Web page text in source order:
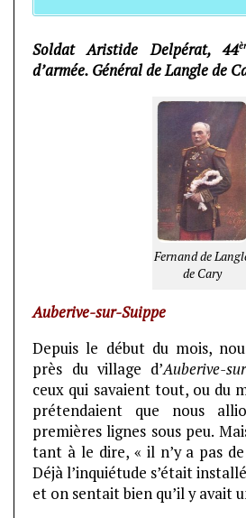
Soldat Aristide Delpérat, 44
d’armée. Général de Langle de
Fernand de
de Cary
Auberive-sur-Suippe
Depuis le début du mois,
près du village d’Auberive-
ceux qui savaient tout, ou du
prétendaient que nous
premières lignes sous peu.
tant à le dire, « il n’y a pas
Déjà l’inquiétude s’était
et on sentait bien qu’il y avait